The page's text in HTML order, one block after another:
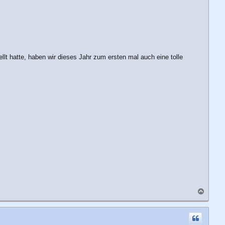
hatte, haben wir dieses Jahr zum ersten mal auch eine tolle
a
c